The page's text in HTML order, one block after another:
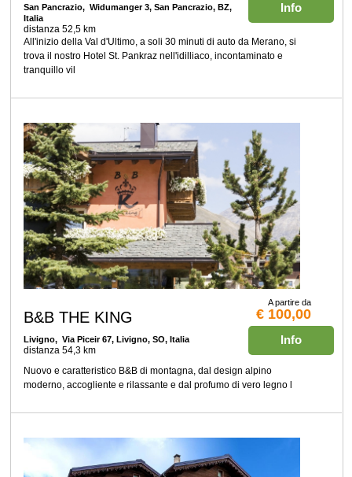
Info
San Pancrazio, Widumanger 3, San Pancrazio, BZ,
Italia
distanza 52,5 km
All'inizio della Val d'Ultimo, a soli 30 minuti di auto da Merano, si
trova il nostro Hotel St. Pankraz nell'idilliaco, incontaminato e
tranquillo vil
A partire da
€ 100,00
Info
B&B THE KING
Livigno, Via Piceir 67, Livigno, SO, Italia
distanza 54,3 km
Nuovo e caratteristico B&B di montagna, dal design alpino
moderno, accogliente e rilassante e dal profumo di vero legno l